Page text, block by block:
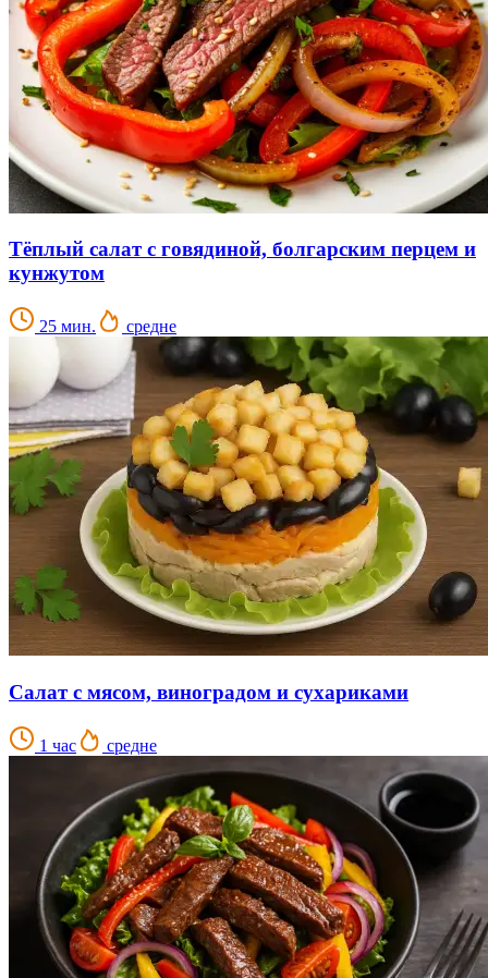
Тёплый салат с говядиной, болгарским перцем и
кунжутом
25 мин. средне
Салат с мясом, виноградом и сухариками
1 час средне